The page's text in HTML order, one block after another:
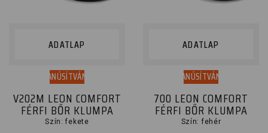
ADATLAP
TANÚSÍTVÁNY
V202M LEON COMFORT
FÉRFI BŐR KLUMPA
Szín: fekete
ADATLAP
TANÚSÍTVÁNY
700 LEON COMFORT
FÉRFI BŐR KLUMPA
Szín: fehér